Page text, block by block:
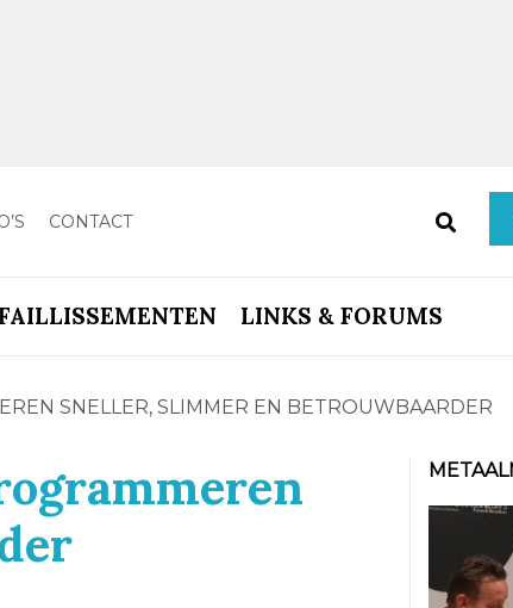
CONTACT
LINKS & FORUMS
SNELLER, SLIMMER EN BETROUWBAARDER